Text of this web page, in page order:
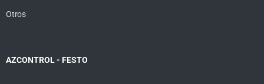
Otros
AZCONTROL - FESTO